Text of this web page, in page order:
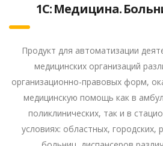
1С: Медицина.
Продукт для автоматизации
медицинских организаций
организационно-правовых форм,
медицинскую помощь как в
поликлинических, так и в
условиях: областных, городских,